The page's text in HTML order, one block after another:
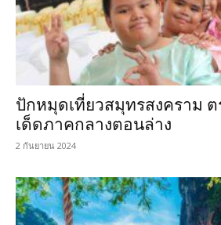
ปักหมุดเที่ยวสมุทรสงคราม ต
เด็ดภาคกลางตอนล่าง
2 กันยายน 2024